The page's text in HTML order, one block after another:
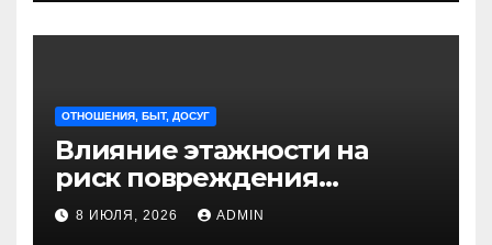
ОТНОШЕНИЯ, БЫТ, ДОСУГ
Влияние этажности на
риск повреждения
недвижимости
8 ИЮЛЯ, 2026 ADMIN